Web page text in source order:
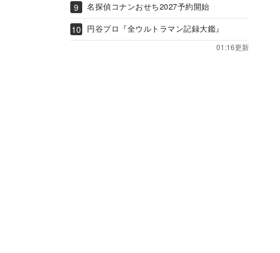
名探偵コナンおせち2027予約開始
円谷プロ『全ウルトラマン記録大鑑』
01:16更新